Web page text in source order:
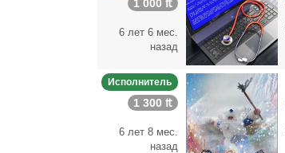
1 000 ₶
6 лет 6 мес.
назад
Исполнитель
1 300 ₶
6 лет 8 мес.
назад